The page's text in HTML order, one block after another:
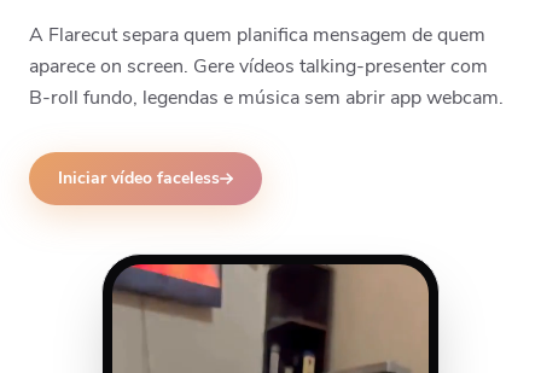
A Flarecut separa quem planifica mensagem de quem
aparece on screen. Gere vídeos talking-presenter com
B-roll fundo, legendas e música sem abrir app webcam.
Iniciar vídeo faceless